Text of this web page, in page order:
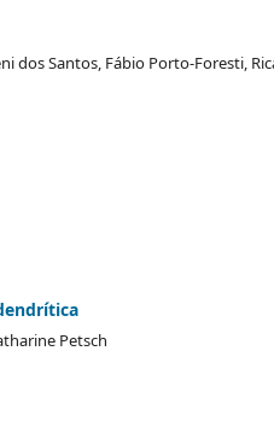
dos Santos, Fábio Porto-Foresti,
Petsch